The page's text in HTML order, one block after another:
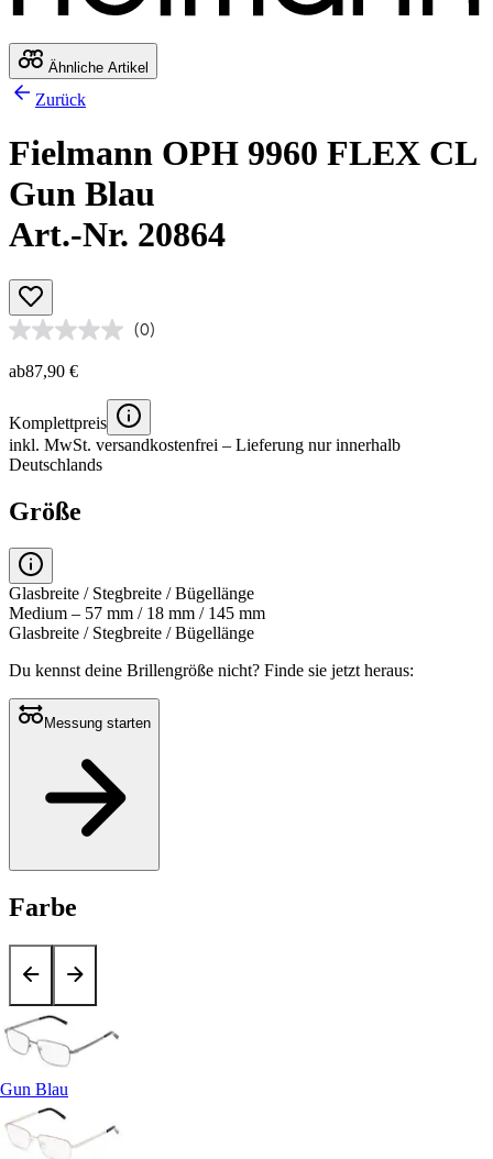
Ähnliche Artikel
Zurück
Fielmann OPH 9960 FLEX CL
Gun Blau
Art.-Nr. 20864
(0)
ab87,90 €
Komplettpreis
inkl. MwSt. versandkostenfrei – Lieferung nur innerhalb
Deutschlands
Größe
Glasbreite / Stegbreite / Bügellänge
Medium – 57 mm / 18 mm / 145 mm
Glasbreite / Stegbreite / Bügellänge
Du kennst deine Brillengröße nicht? Finde sie jetzt heraus:
Messung starten
Farbe
Gun Blau